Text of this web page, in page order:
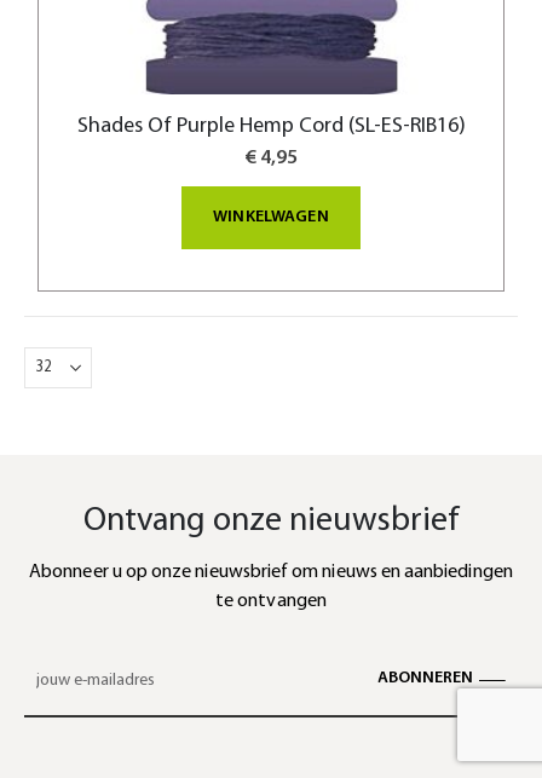
Shades Of Purple Hemp Cord (SL-ES-RIB16)
€ 4,95
WINKELWAGEN
Ontvang onze nieuwsbrief
Abonneer u op onze nieuwsbrief om nieuws en aanbiedingen
te ontvangen
ABONNEREN